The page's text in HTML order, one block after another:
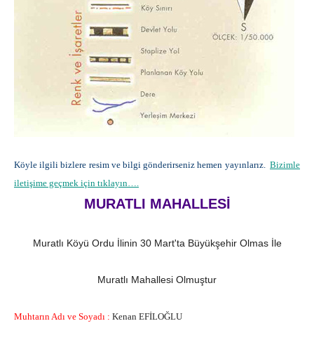
Köyle ilgili bizlere resim ve bilgi gönderirseniz hemen yayınlarız. Bizimle
iletişime geçmek için tıklayın….
MURATLI MAHALLESİ
Muratlı Köyü Ordu İlinin 30 Mart'ta Büyükşehir Olmas İle
Muratlı Mahallesi Olmuştur
Muhtarın Adı ve Soyadı : Kenan EFİLOĞLU